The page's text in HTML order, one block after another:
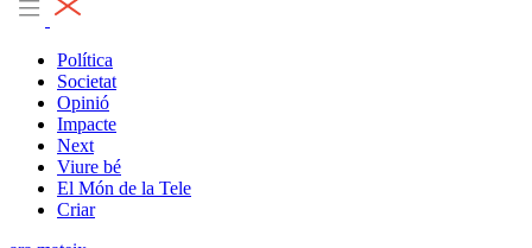
Política
Societat
Opinió
Impacte
Next
Viure bé
El Món de la Tele
Criar